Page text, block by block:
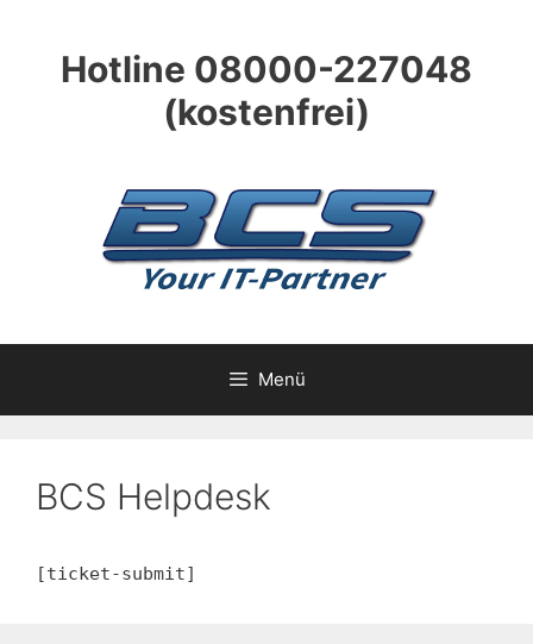
springenHotline 08000-227048
(kostenfrei)
Menü
BCS Helpdesk
[ticket-submit]